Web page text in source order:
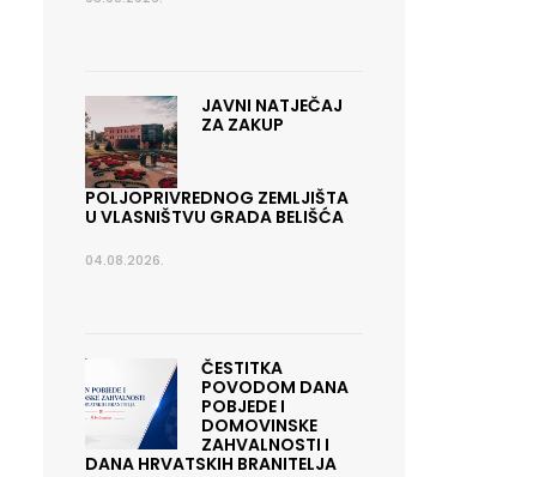
JAVNI NATJEČAJ
ZA ZAKUP
POLJOPRIVREDNOG ZEMLJIŠTA
U VLASNIŠTVU GRADA BELIŠĆA
04.08.2026.
ČESTITKA
POVODOM DANA
POBJEDE I
DOMOVINSKE
ZAHVALNOSTI I
DANA HRVATSKIH BRANITELJA